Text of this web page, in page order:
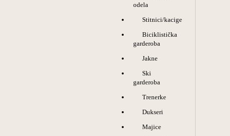
odela
Stitnici/kacige
Biciklistička
garderoba
Jakne
Ski
garderoba
Trenerke
Dukseri
Majice